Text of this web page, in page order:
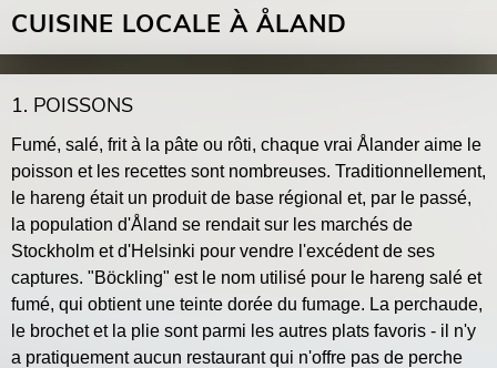
CUISINE LOCALE À ÅLAND
1. POISSONS
Fumé, salé, frit à la pâte ou rôti, chaque vrai Ålander aime le
poisson et les recettes sont nombreuses. Traditionnellement,
le hareng était un produit de base régional et, par le passé,
la population d'Åland se rendait sur les marchés de
Stockholm et d'Helsinki pour vendre l'excédent de ses
captures. "Böckling" est le nom utilisé pour le hareng salé et
fumé, qui obtient une teinte dorée du fumage. La perchaude,
le brochet et la plie sont parmi les autres plats favoris - il n'y
a pratiquement aucun restaurant qui n'offre pas de perche